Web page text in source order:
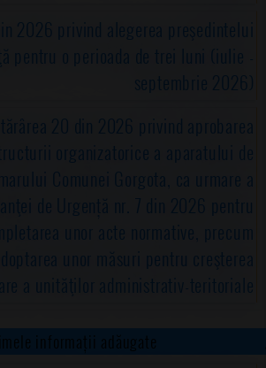
2026 privind alegerea preşedintelui
pentru o perioada de trei luni (iulie -
septembrie 2026)
20 din 2026 privind aprobarea
organizatorice a aparatului de
Comunei Gorgota, ca urmare a
de Urgență nr. 7 din 2026 pentru
unor acte normative, precum
unor măsuri pentru creşterea
a unităţilor administrativ-teritoriale
informații adăugate